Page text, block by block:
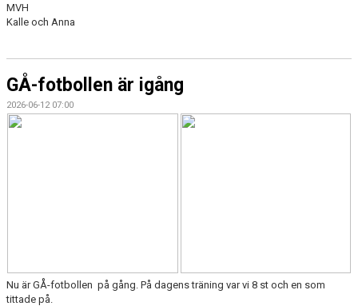
MVH
Kalle och Anna
GÅ-fotbollen är igång
2026-06-12 07:00
Nu är GÅ-fotbollen på gång. På dagens träning var vi 8 st och en som
tittade på.